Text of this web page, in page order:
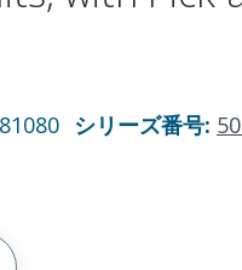
シリーズ番号: